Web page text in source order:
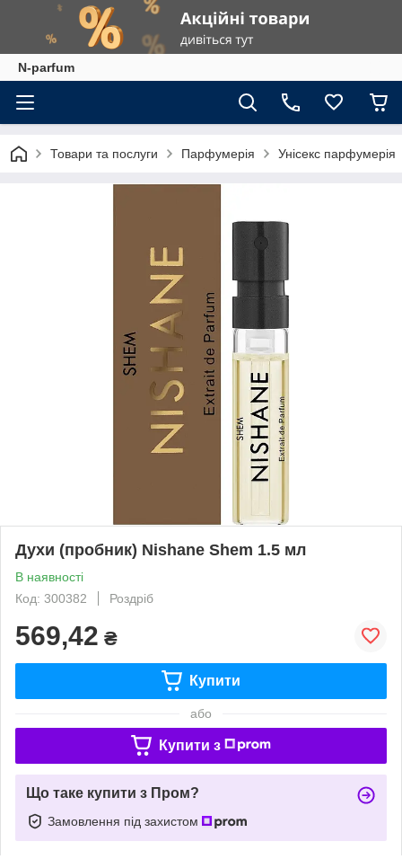
N-parfum
Товари та послуги Парфумерія Унісекс парфумерія
Духи (пробник) Nishane Shem 1.5 мл
В наявності
Код: 300382
Роздріб
569,42 ₴
Купити
або
Купити з
Що таке купити з Пром?
Замовлення під захистом